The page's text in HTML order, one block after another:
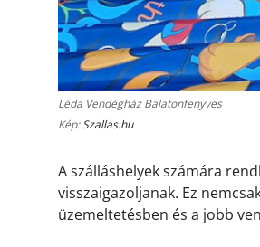
Léda Vendégház Balatonfenyves
Kép:Szallas.hu
A szálláshelyek számára
visszaigazoljanak. Ez
üzemeltetésben és a jobb